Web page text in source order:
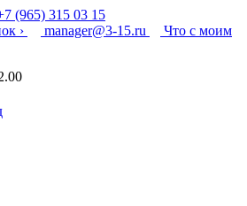
(965) 315 03 15
›
manager@3-15.ru
Что с моим